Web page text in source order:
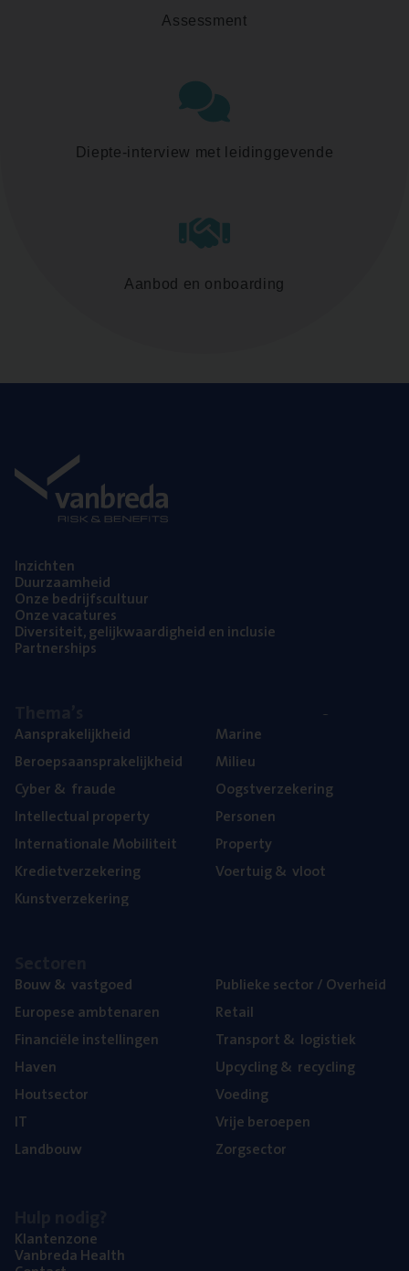
Assessment
Diepte-interview met leidinggevende
Aanbod en onboarding
Inzich­ten
Duur­zaam­heid
Onze bedrijfs­cul­tuur
Onze vaca­tu­res
Diver­si­teit, gelijk­waar­dig­heid en inclusie
Part­ner­ships
Aan­spra­ke­lijk­heid
Beroeps­aan­spra­ke­lijk­heid
Cyber& fraude
Intel­lec­tu­al property
Inter­na­ti­o­na­le Mobiliteit
Kre­diet­ver­ze­ke­ring
Kunst­ver­ze­ke­ring
Mari­ne
Mili­eu
Oogst­ver­ze­ke­ring
Per­so­nen
Pro­per­ty
Voer­tuig& vloot
Bouw& vastgoed
Euro­pe­se ambtenaren
Finan­ci­ë­le instellingen
Haven
Hout­sec­tor
IT
Land­bouw
Publie­ke sec­tor / Overheid
Retail
Trans­port& logistiek
Upcy­cling& recycling
Voe­ding
Vrije beroe­pen
Zorg­sec­tor
Klan­ten­zo­ne
Van­b­re­da Health